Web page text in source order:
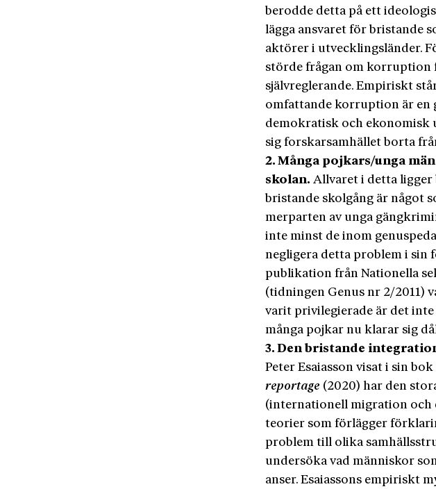
berodde detta på ett
lägga ansvaret för bristande
aktörer i utvecklingsländer.
störde frågan om korruption
självreglerande. Empiriskt
omfattande korruption är en
demokratisk och ekonomisk
sig forskarsamhället borta
2. Många pojkars/unga
skolan.Allvaret i detta
bristande skolgång är något
merparten av unga
inte minst de inom
negligera detta problem i sin
publikation från Nationella
(tidningen Genus nr 2/2011)
varit privilegierade är det
många pojkar nu klarar sig
3. Den bristande
Peter Esaiasson visat i sin bok
reportage (2020) har den
(internationell migration och
teorier som förlägger
problem till olika
undersöka vad människor
anser. Esaiassons empiriskt